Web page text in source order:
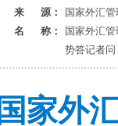
来 源：
国家外汇管
名 称：
国家外汇
势答记者问
国家外